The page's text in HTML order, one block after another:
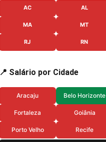
AC AL
MA MT
RJ RN
📍 Salário por Cidade
Aracaju Belo Horizonte
Fortaleza Goiânia
Porto Velho Recife